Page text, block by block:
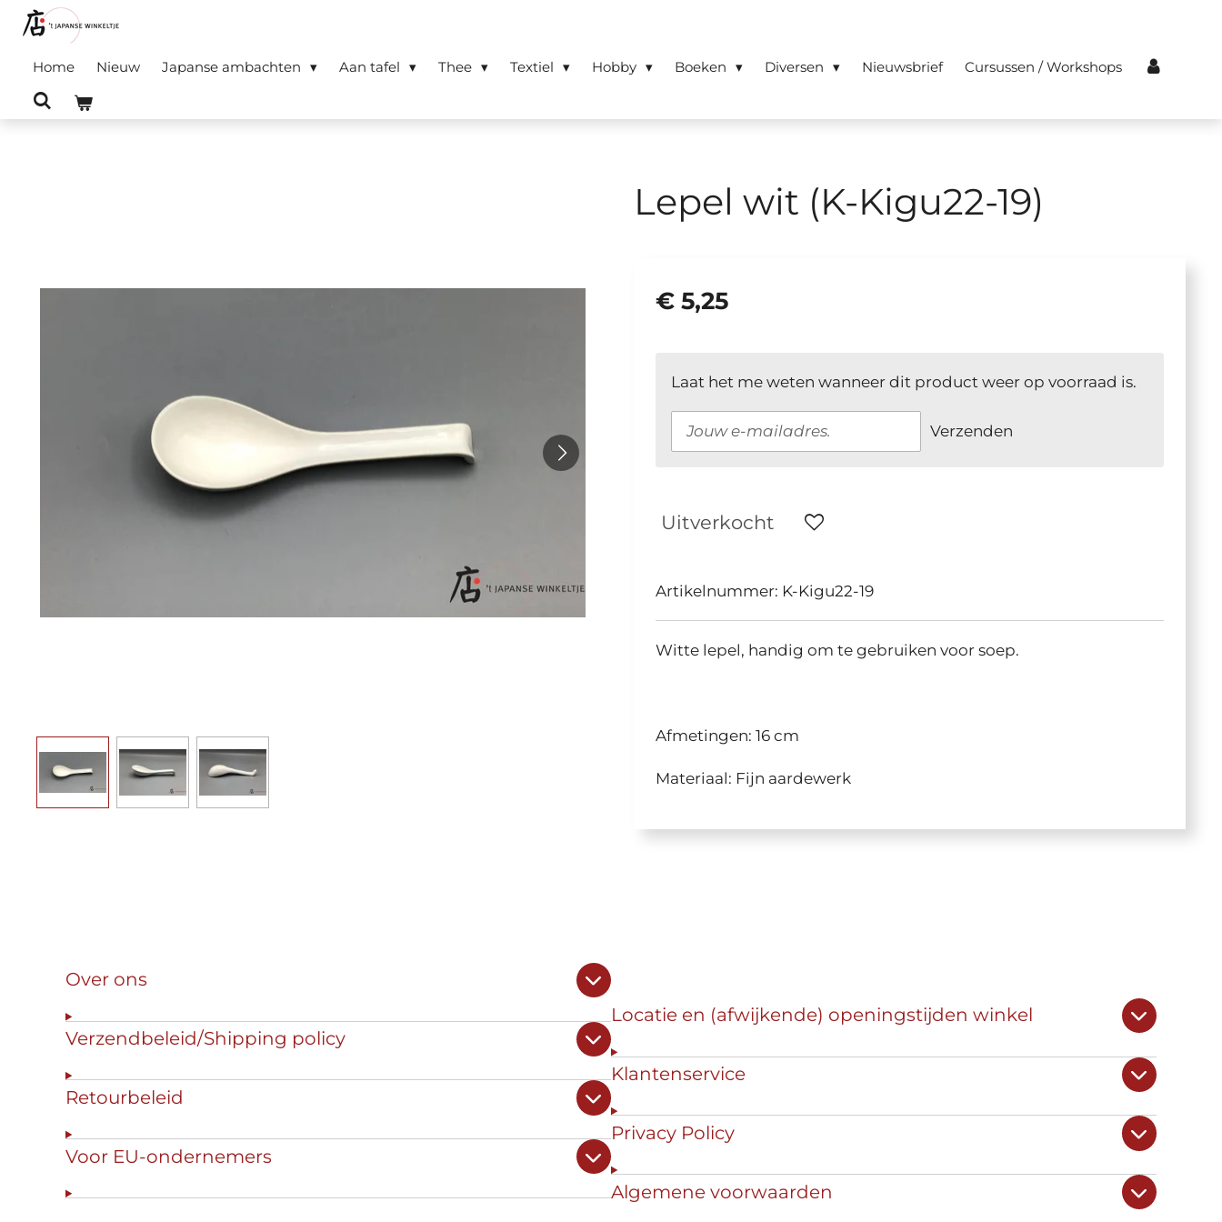
Ga
naar
Home Nieuw Japanse ambachten Aan tafel Thee Textiel Hobby Boeken Diversen Nieuwsbrief Cursussen / Workshops
Lepel wit (K-Kigu22-19)
€ 5,25
Laat het me weten wanneer dit product weer op voorraad is.
Verzenden
Uitverkocht
Artikelnummer: K-Kigu22-19
Witte lepel, handig om te gebruiken voor soep.
Afmetingen: 16 cm
Materiaal: Fijn aardewerk
Over ons
Verzendbeleid/Shipping policy
Retourbeleid
Voor EU-ondernemers
Locatie en (afwijkende) openingstijden winkel
Klantenservice
Privacy Policy
Algemene voorwaarden